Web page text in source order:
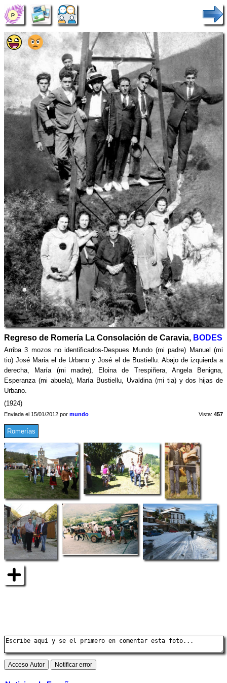
Regreso de Romería La Consolación de Caravia, BODES
Arriba 3 mozos no identificados-Despues Mundo (mi padre) Manuel (mi
tio) José Maria el de Urbano y José el de Bustiellu. Abajo de izquierda a
derecha, María (mi madre), Eloina de Trespiñera, Angela Benigna,
Esperanza (mi abuela), María Bustiellu, Uvaldina (mi tia) y dos hijas de
Urbano.
(1924)
Enviada el 15/01/2012 por mundo Vista: 457
Romerías